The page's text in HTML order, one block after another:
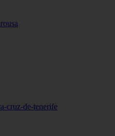
cruz-de-tenerife